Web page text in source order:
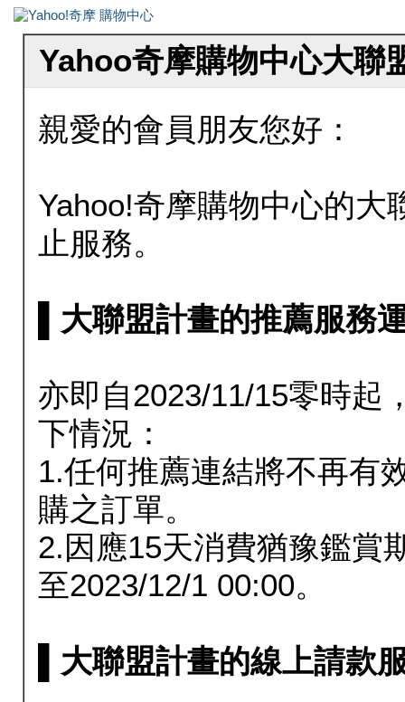
Yahoo奇摩購物中心大聯
親愛的會員朋友您好：
Yahoo!奇摩購物中心的大
止服務。
▌大聯盟計畫的推薦服務
亦即自2023/11/15零時起
下情況：
1.任何推薦連結將不再有
購之訂單。
2.因應15天消費猶豫鑑賞
至2023/12/1 00:00。
▌大聯盟計畫的線上請款